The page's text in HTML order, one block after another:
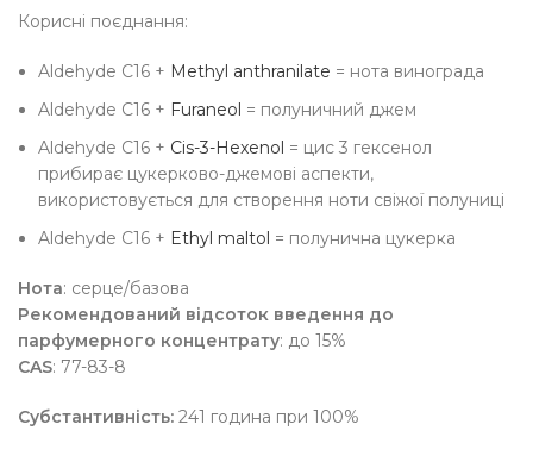
Корисні поєднання:
Aldehyde C16 + Methyl anthranilate = нота винограда
Aldehyde C16 + Furaneol = полуничний джем
Aldehyde C16 + Cis-3-Hexenol = цис 3 гексенол
прибирає цукерково-джемові аспекти,
використовується для створення ноти свіжої полуниці
Aldehyde C16 + Ethyl maltol = полунична цукерка
Нота: серце/базова
Рекомендований відсоток введення до
парфумерного концентрату: до 15%
CAS: 77-83-8
Субстантивність: 241 година при 100%